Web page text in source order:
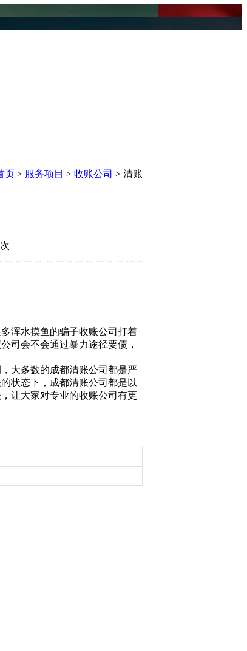
页 > 服务项目 > 收账公司 > 清账
浑水摸鱼的骗子收账公司打着
司会不会通过暴力途径要债，
大多数的成都清账公司都是严
状态下，成都清账公司都是以
让大家对专业的收账公司有更